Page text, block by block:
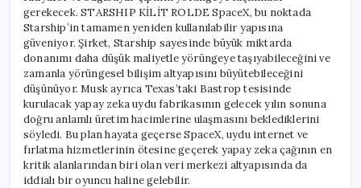
gerekecek. STARSHIP KİLİT ROLDE SpaceX, bu noktada
Starship’in tamamen yeniden kullanılabilir yapısına
güveniyor. Şirket, Starship sayesinde büyük miktarda
donanımı daha düşük maliyetle yörüngeye taşıyabileceğini ve
zamanla yörüngesel bilişim altyapısını büyütebileceğini
düşünüyor. Musk ayrıca Texas’taki Bastrop tesisinde
kurulacak yapay zeka uydu fabrikasının gelecek yılın sonuna
doğru anlamlı üretim hacimlerine ulaşmasını beklediklerini
söyledi. Bu plan hayata geçerse SpaceX, uydu internet ve
fırlatma hizmetlerinin ötesine geçerek yapay zeka çağının en
kritik alanlarından biri olan veri merkezi altyapısında da
iddialı bir oyuncu haline gelebilir.